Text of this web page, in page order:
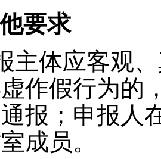
要求
主体应客观
作假行为的
报；申报人
成员。